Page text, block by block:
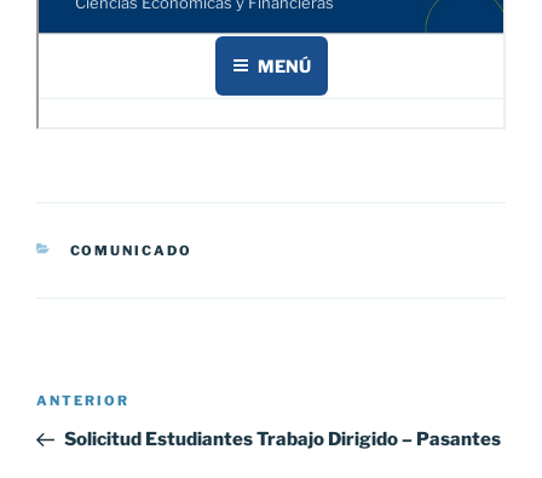
CATEGORÍAS
COMUNICADO
Navegación
entradas
Entrada
anterior:
ANTERIOR
Solicitud Estudiantes Trabajo Dirigido – Pasantes